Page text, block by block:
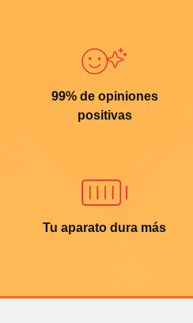
99% de opiniones
positivas
Tu aparato dura más